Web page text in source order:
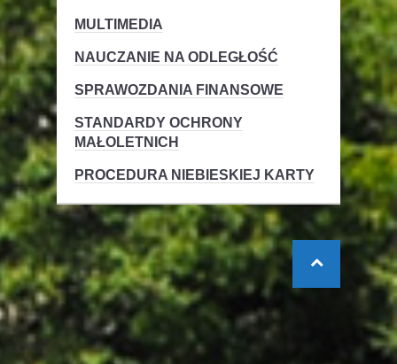
MULTIMEDIA
NAUCZANIE NA ODLEGŁOŚĆ
SPRAWOZDANIA FINANSOWE
STANDARDY OCHRONY
MAŁOLETNICH
PROCEDURA NIEBIESKIEJ KARTY